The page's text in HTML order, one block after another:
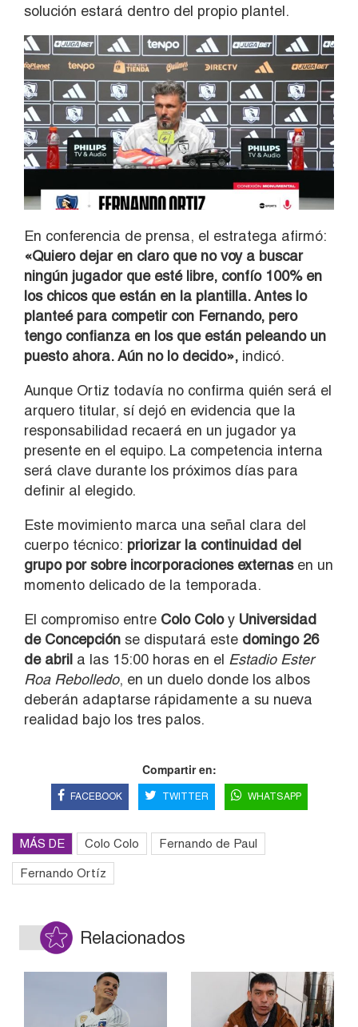
solución estará dentro del propio plantel.
En conferencia de prensa, el estratega afirmó:
«Quiero dejar en claro que no voy a buscar
ningún jugador que esté libre, confío 100% en
los chicos que están en la plantilla. Antes lo
planteé para competir con Fernando, pero
tengo confianza en los que están peleando un
puesto ahora. Aún no lo decido», indicó.
Aunque Ortiz todavía no confirma quién será el
arquero titular, sí dejó en evidencia que la
responsabilidad recaerá en un jugador ya
presente en el equipo. La competencia interna
será clave durante los próximos días para
definir al elegido.
Este movimiento marca una señal clara del
cuerpo técnico: priorizar la continuidad del
grupo por sobre incorporaciones externasen un
momento delicado de la temporada.
El compromiso entre Colo Colo y Universidad
de Concepción se disputará este domingo 26
de abril a las 15:00 horas en el Estadio Ester
Roa Rebolledo, en un duelo donde los albos
deberán adaptarse rápidamente a su nueva
realidad bajo los tres palos.
Compartir en:
FACEBOOK TWITTER WHATSAPP
MÁS DE Colo Colo Fernando de Paul
Fernando Ortíz
Relacionados